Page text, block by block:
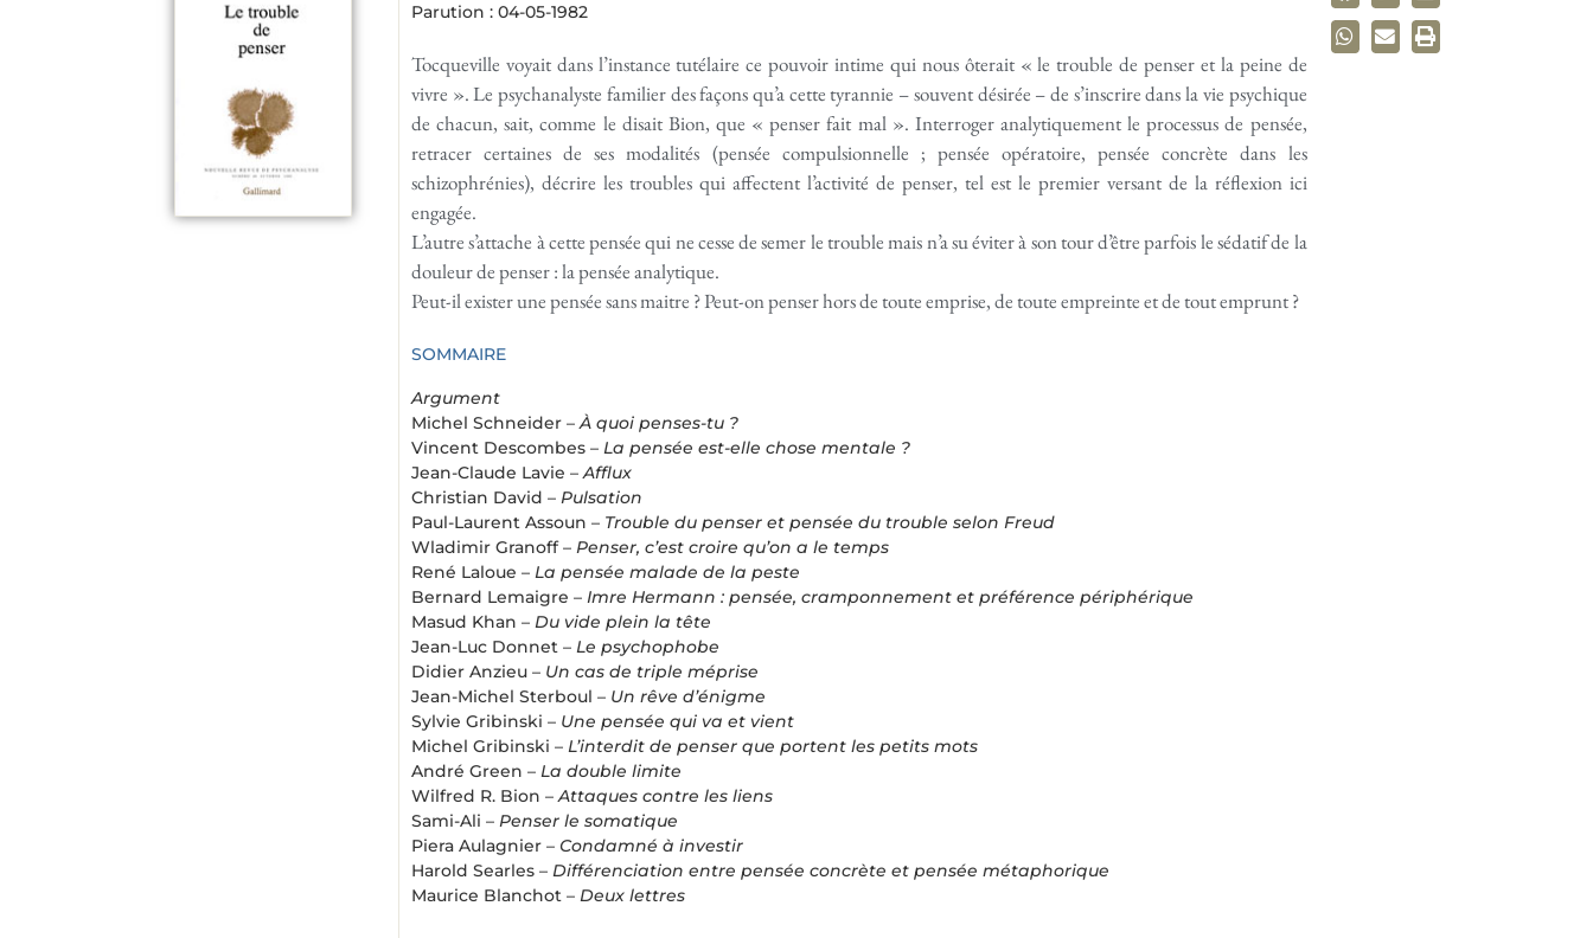
Parution : 04-05-1982
Tocqueville voyait dans l’instance tutélaire ce pouvoir intime qui nous ôterait « le trouble de penser et la peine de
vivre ». Le psychanalyste familier des façons qu’a cette tyrannie – souvent désirée – de s’inscrire dans la vie psychique
de chacun, sait, comme le disait Bion, que « penser fait mal ». Interroger analytiquement le processus de pensée,
retracer certaines de ses modalités (pensée compulsionnelle ; pensée opératoire, pensée concrète dans les
schizophrénies), décrire les troubles qui affectent l’activité de penser, tel est le premier versant de la réflexion ici
engagée.
L’autre s’attache à cette pensée qui ne cesse de semer le trouble mais n’a su éviter à son tour d’être parfois le sédatif de la
douleur de penser : la pensée analytique.
Peut-il exister une pensée sans maitre ? Peut-on penser hors de toute emprise, de toute empreinte et de tout emprunt ?
SOMMAIRE
Argument
Michel Schneider – À quoi penses-tu ?
Vincent Descombes – La pensée est-elle chose mentale ?
Jean-Claude Lavie – Afflux
Christian David – Pulsation
Paul-Laurent Assoun – Trouble du penser et pensée du trouble selon Freud
Wladimir Granoff – Penser, c’est croire qu’on a le temps
René Laloue – La pensée malade de la peste
Bernard Lemaigre – Imre Hermann : pensée, cramponnement et préférence périphérique
Masud Khan – Du vide plein la tête
Jean-Luc Donnet – Le psychophobe
Didier Anzieu – Un cas de triple méprise
Jean-Michel Sterboul – Un rêve d’énigme
Sylvie Gribinski – Une pensée qui va et vient
Michel Gribinski – L’interdit de penser que portent les petits mots
André Green – La double limite
Wilfred R. Bion – Attaques contre les liens
Sami-Ali – Penser le somatique
Piera Aulagnier – Condamné à investir
Harold Searles – Différenciation entre pensée concrète et pensée métaphorique
Maurice Blanchot – Deux lettres